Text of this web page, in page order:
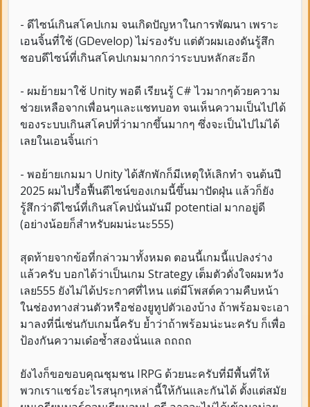
- ดีไซน์เกินสโคปเกม จนเกิดปัญหาในการพัฒนา เพราะ
เอนจิ้นที่ใช้ (GDevelop) ไม่รองรับ แต่ตัวผมเองดันรู้สึก
ชอบดีไซน์ที่เกินสโคปเกมมากกว่าระบบหลักสะอีก
- ผมย้ายมาใช้ Unity พอดี เรียนรู้ C# ไวมากๆด้วยความ
ช่วยเหลือจากเพื่อนๆและแชทบอท จนเห็นความเป็นไปได้
ของระบบเกินสโคปที่ว่ามากขึ้นมากๆ ซึ่งจะเป็นไปไม่ได้
เลยในเอนจิ้นเก่า
- พอย้ายเกมมา Unity ได้สักพักก็มีเหตุให้เลิกทำ จนต้นปี
2025 ผมไปรื้อฟื้นดีไซน์ของเกมนี้ขึ้นมาปัดฝุ่น แล้วก็ยัง
รู้สึกว่าดีไซน์ที่เกินสโคปนั่นมันมี potential มากอยู่ดี
(อย่างน้อยก็สำหรับผมน่ะนะ555)
สุดท้ายจากข้อที่กล่าวมาทั้งหมด ตอนนี้เกมนี้แปลงร่าง
แล้วครับ บอกได้ว่าเป็นเกม Strategy เต็มตัวดั่งใจผมหวัง
เลย555 ยังไม่ได้ประกาศที่ไหน แต่มีโพสต์ความคืบหน้า
ในช่องทางส่วนตัวหรือช่องยูทูปตัวเองบ้าง ถ้าพร้อมจะเอา
มาลงที่นี่เช่นกับเกมนี้ครับ ย้ำว่าถ้าพร้อมน่ะนะครับ ก็เพื่อ
ป้องกันความเด๋อซ้ำสองนั่นแล ถถถถ
ยังไงก็ขอขอบคุณชุมชน IRPG ด้วยนะครับที่มีพื้นที่ให้
พวกเราแชร์อะไรสนุกๆเหล่านี้ให้กันและกันได้ ตั้งแต่สมัย